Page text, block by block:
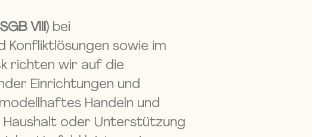
VIII) bei
Konfliktlösungen sowie im
richten wir auf die
Einrichtungen und
Handeln und
Haushalt oder Unterstützung